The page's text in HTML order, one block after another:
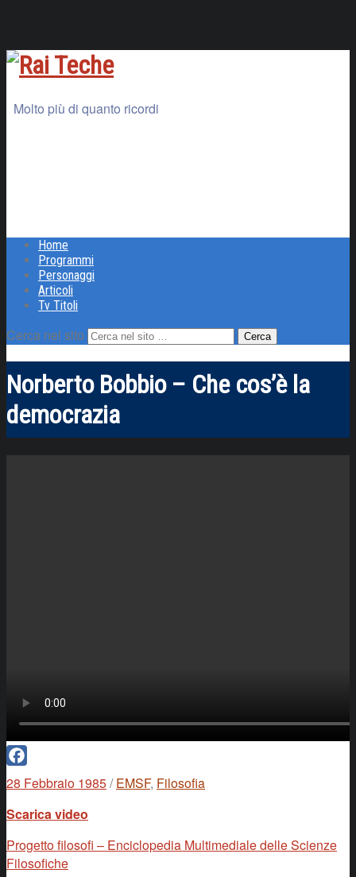
Molto più di quanto ricordi
Home
Programmi
Personaggi
Articoli
Tv Titoli
Cerca nel sito
Norberto Bobbio – Che cos’è la
democrazia
Facebook
28 Febbraio 1985/ EMSF, Filosofia
Scarica video
Progetto filosofi – Enciclopedia Multimediale delle Scienze
Filosofiche